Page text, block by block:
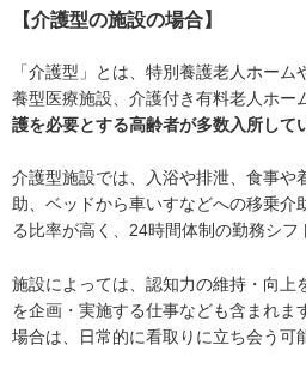
【介護型の施設の場合】
「介護型」とは、特別養護老人ホー
養型医療施設、介護付き有料老人ホー
護を必要とする高齢者が多数入所して
介護型施設では、入浴や排泄、食事や
助、ベッドから車いすなどへの移乗介
る比率が高く、24時間体制の勤務シフ
施設によっては、認知力の維持・向上
を企画・実施する仕事なども含まれま
場合は、日常的に看取りに立ち会う可